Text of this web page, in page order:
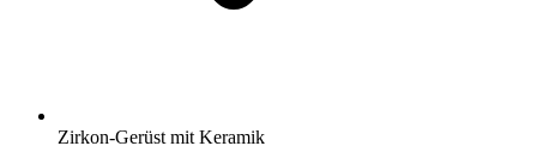
Zirkon-Gerüst mit Keramik